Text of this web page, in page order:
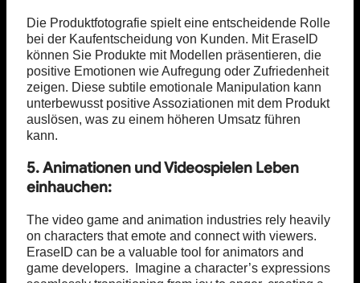
Die Produktfotografie spielt eine entscheidende Rolle
bei der Kaufentscheidung von Kunden. Mit EraseID
können Sie Produkte mit Modellen präsentieren, die
positive Emotionen wie Aufregung oder Zufriedenheit
zeigen. Diese subtile emotionale Manipulation kann
unterbewusst positive Assoziationen mit dem Produkt
auslösen, was zu einem höheren Umsatz führen
kann.
5. Animationen und Videospielen Leben
einhauchen:
The video game and animation industries rely heavily
on characters that emote and connect with viewers.
EraseID can be a valuable tool for animators and
game developers. Imagine a character’s expressions